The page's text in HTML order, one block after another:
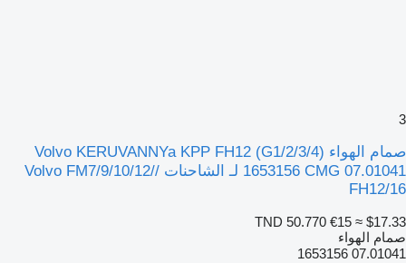
3
صمام الهواء Volvo KERUVANNYa KPP FH12 (G1/2/3/4)
1653156 CMG 07.01041 لـ الشاحنات Volvo FM7/9/10/12//
FH12/16
TND 50.770 €15 ≈ $17.33
صمام الهواء
07.01041 1653156